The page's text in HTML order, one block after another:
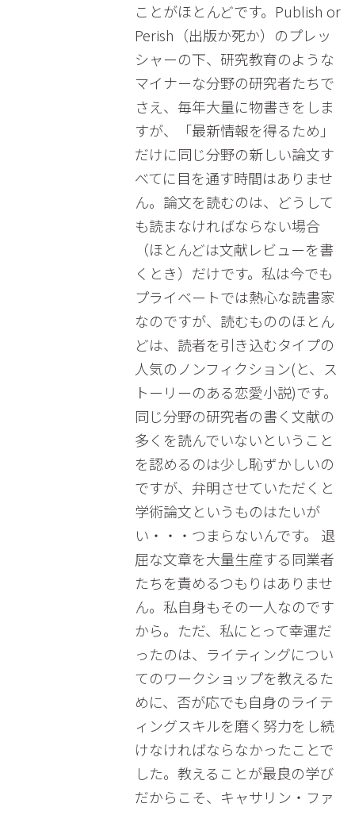
ことがほとんどです。Publish or
Perish（出版か死か）のプレッ
シャーの下、研究教育のような
マイナーな分野の研究者たちで
さえ、毎年大量に物書きをしま
すが、「最新情報を得るため」
だけに同じ分野の新しい論文す
べてに目を通す時間はありませ
ん。論文を読むのは、どうして
も読まなければならない場合
（ほとんどは文献レビューを書
くとき）だけです。私は今でも
プライベートでは熱心な読書家
なのですが、読むもののほとん
どは、読者を引き込むタイプの
人気のノンフィクション(と、ス
トーリーのある恋愛小説)です。
同じ分野の研究者の書く文献の
多くを読んでいないということ
を認めるのは少し恥ずかしいの
ですが、弁明させていただくと
学術論文というものはたいが
い・・・つまらないんです。 退
屈な文章を大量生産する同業者
たちを責めるつもりはありませ
ん。私自身もその一人なのです
から。ただ、私にとって幸運だ
ったのは、ライティングについ
てのワークショップを教えるた
めに、否が応でも自身のライテ
ィングスキルを磨く努力をし続
けなければならなかったことで
した。教えることが最良の学び
だからこそ、キャサリン・ファ